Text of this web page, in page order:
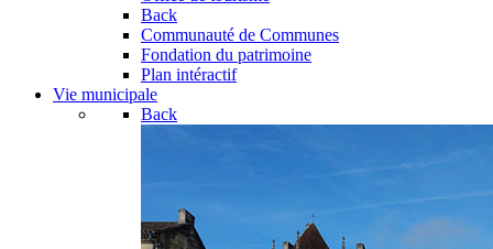
Back
Communauté de Communes
Fondation du patrimoine
Plan intéractif
Vie municipale
Back